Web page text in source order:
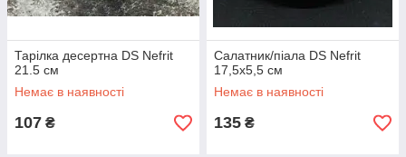
Тарілка десертна DS Nefrit
21.5 см
Немає в наявності
107 ₴
Салатник/піала DS Nefrit
17,5х5,5 см
Немає в наявності
135 ₴